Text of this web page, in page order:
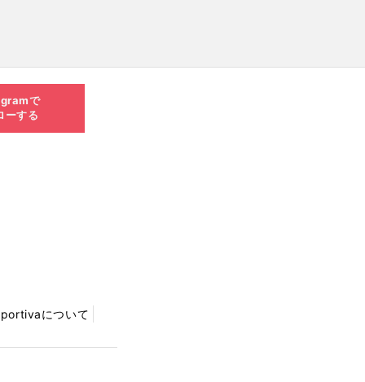
で
ーする
について